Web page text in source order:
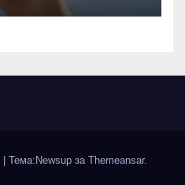
Тема:Newsup за Themeansar.